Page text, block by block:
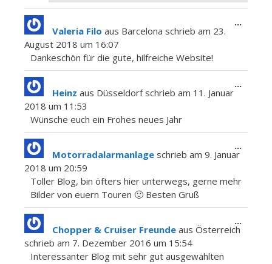
Valeria Filo aus Barcelona schrieb am 23.
August 2018 um 16:07
Dankeschön für die gute, hilfreiche Website!
...Diese
Heinz aus Düsseldorf schrieb am 11. Januar
2018 um 11:53
Wünsche euch ein Frohes neues Jahr
...Diese
Motorradalarmanlage schrieb am 9. Januar
2018 um 20:59
Toller Blog, bin öfters hier unterwegs, gerne mehr
Bilder von euern Touren 🙂 Besten Gruß
...Diese
Chopper & Cruiser Freunde aus Österreich
schrieb am 7. Dezember 2016 um 15:54
Interessanter Blog mit sehr gut ausgewählten
...Diese